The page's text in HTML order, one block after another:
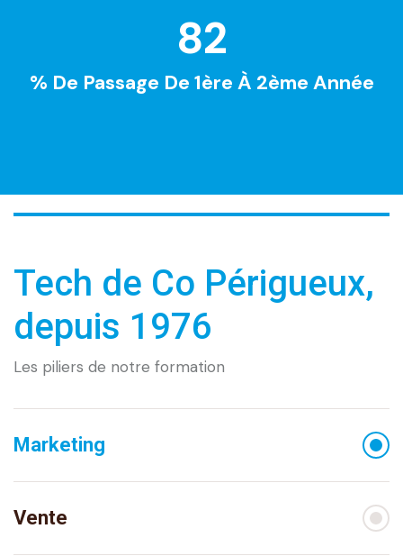
82
% De Passage De 1ère À 2ème Année
Tech de Co Périgueux,
depuis 1976
Les piliers de notre formation
Marketing
Vente